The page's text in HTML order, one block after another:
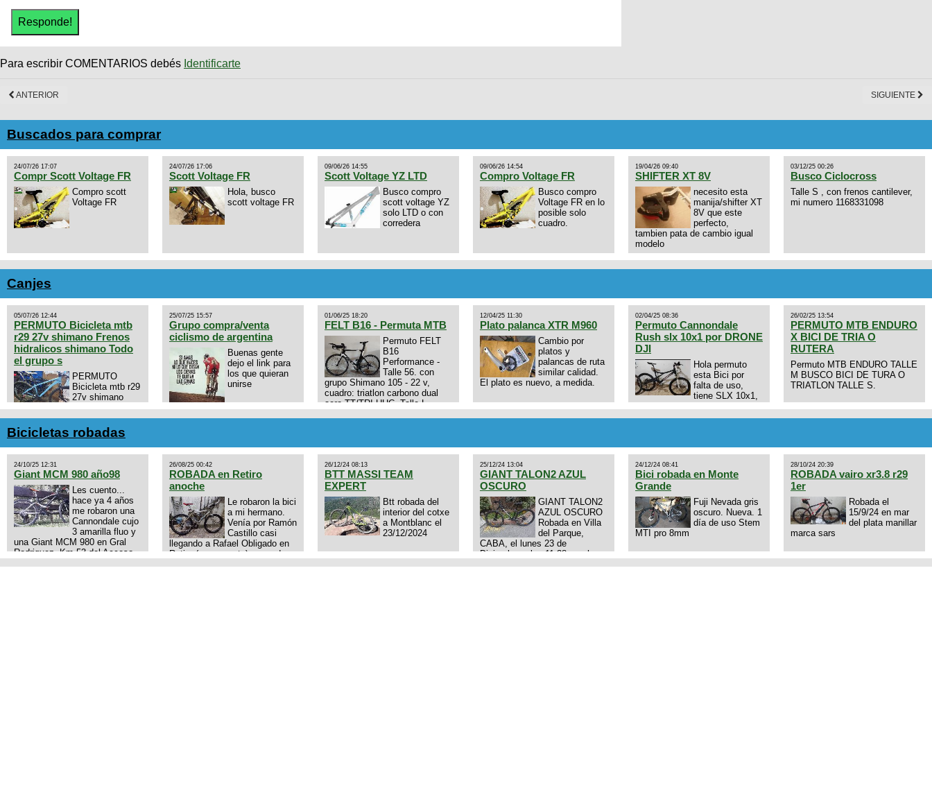
Para escribir COMENTARIOS debés Identificarte
ANTERIOR SIGUIENTE
Buscados para comprar
24/07/26 17:07
Compr Scott Voltage FR
Compro scott
Voltage FR
24/07/26 17:06
Scott Voltage FR
Hola, busco
scott voltage FR
09/06/26 14:55
Scott Voltage YZ LTD
Busco compro
scott voltage YZ
solo LTD o con
corredera
09/06/26 14:54
Compro Voltage FR
Busco compro
Voltage FR en lo
posible solo
cuadro.
19/04/26 09:40
SHIFTER XT 8V
necesito esta
manija/shifter XT
8V que este
perfecto,
tambien pata de cambio igual
modelo
03/12/25 00:26
Busco Ciclocross
Talle S , con frenos cantilever,
mi numero 1168331098
Canjes
05/07/26 12:44
PERMUTO Bicicleta mtb
r29 27v shimano Frenos
hidralicos shimano Todo
el grupo s
PERMUTO
Bicicleta mtb r29
27v shimano
Frenos hidralicos
shimano Todo el grupo shimano
Talle s/m Permuto x pistera o
ruta talle s o m.
25/07/25 15:57
Grupo compra/venta
ciclismo de argentina
Buenas gente
dejo el link para
los que quieran
unirse
https://chat.whatsapp.com/E4N9zhVk9wHFFzK7T345Kn?
mode=ac_t
01/06/25 18:20
FELT B16 - Permuta MTB
Permuto FELT
B16
Performance -
Talle 56. con
grupo Shimano 105 - 22 v,
cuadro: triatlon carbono dual
aero TT/TRI UHC. Talle L.
12/04/25 11:30
Plato palanca XTR M960
Cambio por
platos y
palancas de ruta
similar calidad.
El plato es nuevo, a medida.
02/04/25 08:36
Permuto Cannondale
Rush slx 10x1 por DRONE
DJI
Hola permuto
esta Bici por
falta de uso,
tiene SLX 10x1,
Axon tope de gama con
drone de la marca Dji, les dejo
3434568861 saludos
26/02/25 13:54
PERMUTO MTB ENDURO
X BICI DE TRIA O
RUTERA
Permuto MTB ENDURO TALLE
M BUSCO BICI DE TURA O
TRIATLON TALLE S.
Bicicletas robadas
24/10/25 12:31
Giant MCM 980 año98
Les cuento...
hace ya 4 años
me robaron una
Cannondale cujo
3 amarilla fluo y
una Giant MCM 980 en Gral
Rodriguez. Km 53 del Acceso
26/08/25 00:42
ROBADA en Retiro
anoche
Le robaron la bici
a mi hermano.
Venía por Ramón
Castillo casi
llegando a Rafael Obligado en
Retiro (zona puerto) a eso de
las 20:00 de ayer, 25/8/2025, 6
26/12/24 08:13
BTT MASSI TEAM
EXPERT
Btt robada del
interior del cotxe
a Montblanc el
23/12/2024
25/12/24 13:04
GIANT TALON2 AZUL
OSCURO
GIANT TALON2
AZUL OSCURO
Robada en Villa
del Parque,
CABA, el lunes 23 de
Diciembre a las 11:38 am, hay
video del ladrón. Denuncia
24/12/24 08:41
Bici robada en Monte
Grande
Fuji Nevada gris
oscuro. Nueva. 1
día de uso Stem
MTI pro 8mm
28/10/24 20:39
ROBADA vairo xr3.8 r29
1er
Robada el
15/9/24 en mar
del plata manillar
marca sars